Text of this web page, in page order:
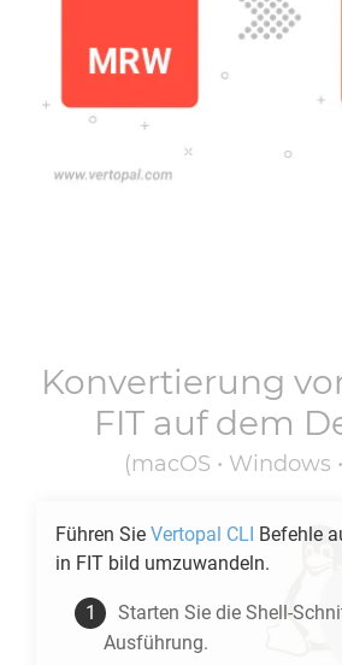
Konvertierung
FIT auf dem
(macOS • Windows
Führen Sie Vertopal CLI Befehle
in FIT bild umzuwandeln.
Starten Sie die Shell-
Ausführung.